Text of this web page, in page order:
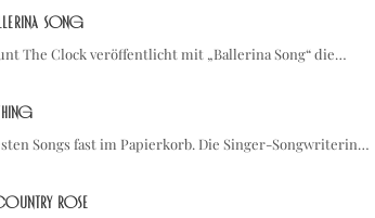
Song
The Clock veröffentlicht mit „Ballerina Song“ die…
Songs fast im Papierkorb. Die Singer-Songwriterin…
Rose